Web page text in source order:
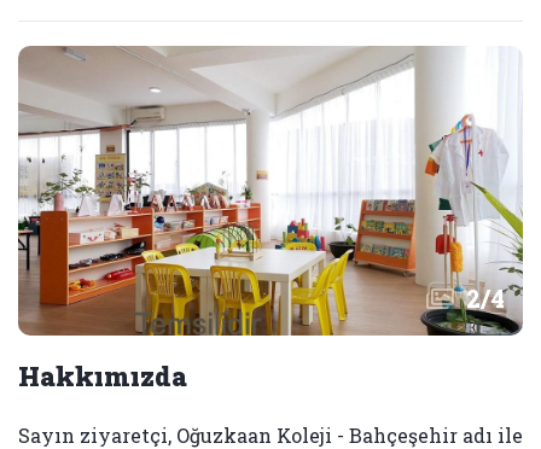
2/4
Hakkımızda
Sayın ziyaretçi, Oğuzkaan Koleji - Bahçeşehir adı ile